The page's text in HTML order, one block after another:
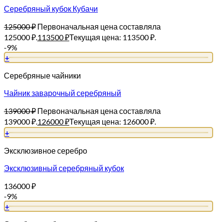
Серебряный кубок Кубачи
125000₽ Первоначальная цена составляла
125000 ₽. 113500₽Текущая цена: 113500 ₽.
-9%
+
Серебряные чайники
Чайник заварочный серебряный
139000₽ Первоначальная цена составляла
139000 ₽. 126000₽Текущая цена: 126000 ₽.
+
Эксклюзивное серебро
Эксклюзивный серебряный кубок
136000₽
-9%
+